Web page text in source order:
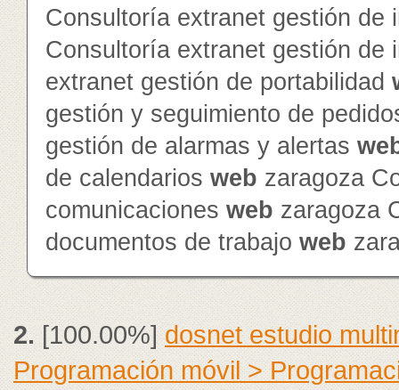
Consultoría extranet gestión de
Consultoría extranet gestión de
extranet gestión de portabilidad
gestión y seguimiento de
gestión de alarmas y alertas
de calendarios web zaragoza
comunicaciones web zaragoza
documentos de trabajo web
2.[100.00%] dosnet estudio
Programación móvil >